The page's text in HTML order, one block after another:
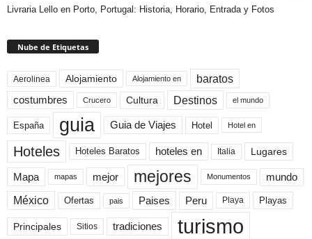
Livraria Lello en Porto, Portugal: Historia, Horario, Entrada y Fotos
Nube de Etiquetas
Aerolinea Alojamiento Alojamiento en baratos
costumbres Crucero Cultura Destinos el mundo
España guia Guia de Viajes Hotel Hotel en
Hoteles Hoteles Baratos hoteles en Italia Lugares
Mapa mapas mejor mejores Monumentos mundo
México Ofertas pais Paises Peru Playa Playas
Principales Sitios tradiciones turismo